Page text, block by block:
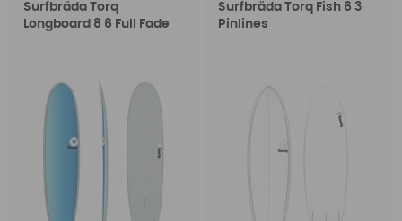
Surfbräda Torq
Longboard 8 6 Full Fade
Surfbräda Torq Fish 6 3
Pinlines